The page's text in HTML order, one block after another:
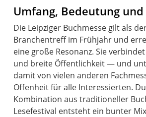
Umfang, Bedeutung
Die Leipziger Buchmesse gilt als
Branchentreff im Frühjahr und
eine große Resonanz. Sie
und breite Öffentlichkeit — und
damit von vielen anderen
Offenheit für alle Interessierten.
Kombination aus traditioneller
Lesefestival entsteht ein bunter